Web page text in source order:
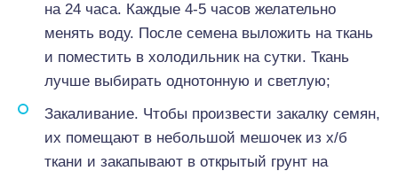
на 24 часа. Каждые 4-5 часов желательно
менять воду. После семена выложить на ткань
и поместить в холодильник на сутки. Ткань
лучше выбирать однотонную и светлую;
Закаливание. Чтобы произвести закалку семян,
их помещают в небольшой мешочек из х/б
ткани и закапывают в открытый грунт на